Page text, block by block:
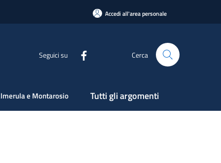
Accedi all'area personale
Seguici su Cerca
e Montarosio Tutti gli argomenti